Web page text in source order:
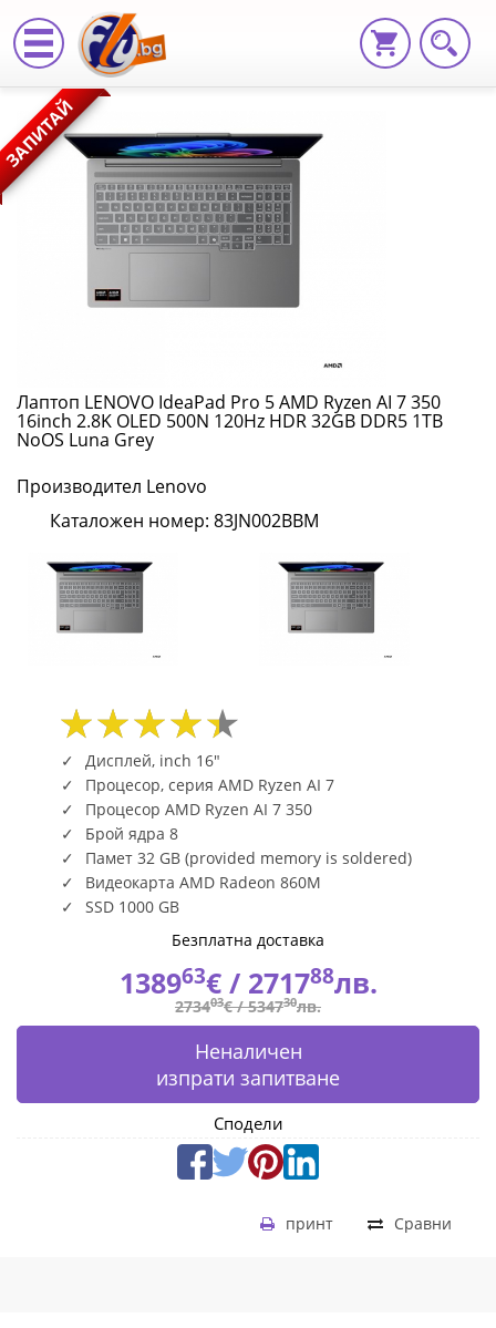
Лаптоп
LENOVO
IdeaPad
Pro
AMD
AI
7
350
16inch
2.8K
OLED
500N
120Hz
HDR
32GB
DDR5
1TB
NoOS
Luna
Grey
83JN002BBM
|
Fly.bg
ЗАПИТАЙ
Лаптоп LENOVO IdeaPad Pro 5 AMD Ryzen AI 7 350
16inch 2.8K OLED 500N 120Hz HDR 32GB DDR5 1TB
NoOS Luna Grey
Производител Lenovo
Каталожен номер: 83JN002BBM
Дисплей, inch 16"
Процесор, серия AMD Ryzen AI 7
Процесор AMD Ryzen AI 7 350
Брой ядра 8
Памет 32 GB (provided memory is soldered)
Видеокарта AMD Radeon 860M
SSD 1000 GB
Безплатна доставка
138963€ / 271788лв.
273403€ /534730лв.
Неналичен
изпрати запитване
Сподели
Сравни
принт